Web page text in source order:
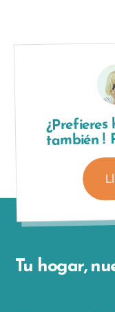
¿Prefieres
también !
Tu hogar,